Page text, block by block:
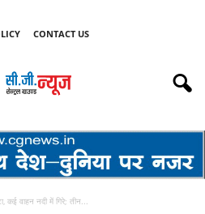
CONTACT US
कई वाहन नदी में गिरे; तीन...